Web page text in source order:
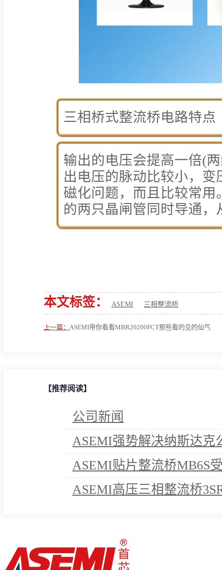
三相桥式整流桥电路特点
输出的电压会提高一倍(
出电压的脉动比较小，
磁化问题，而且比较常
的两只晶闸管同时导通
本文标签： ASEMI 三相整流桥
上一篇： ASEMI带你看看MBR20200FCT那些看的见的仙气
【推荐阅读】
公司新闻
ASEMI强势解决纳斯达克
ASEMI贴片整流桥MB6S
ASEMI高压三相整流桥